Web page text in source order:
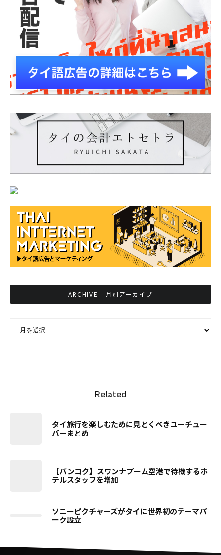
ARCHIVE - 月別アーカイブ
Related
タイ旅行を楽しむために見とくべきユーチュー
バーまとめ
【バンコク】スワンナプーム空港で待機するホ
テルスタッフを増加
ソニーピクチャーズがタイに世界初のテーマパ
ーク設立